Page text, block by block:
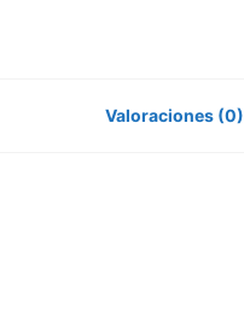
Valoraciones (0)